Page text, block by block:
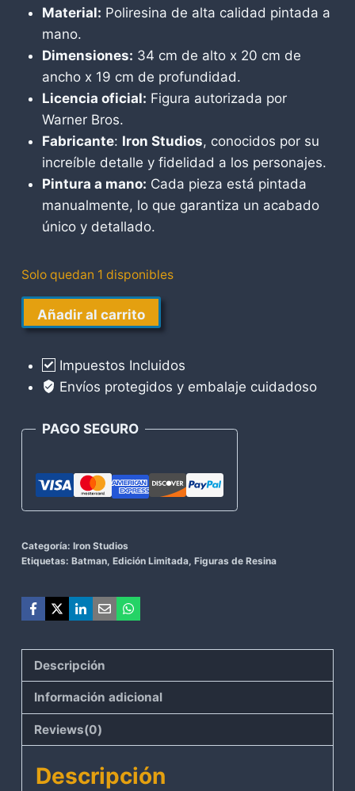
Material: Poliresina de alta calidad pintada a
mano.
Dimensiones: 34 cm de alto x 20 cm de
ancho x 19 cm de profundidad.
Licencia oficial: Figura autorizada por
Warner Bros.
Fabricante: Iron Studios, conocidos por su
increíble detalle y fidelidad a los personajes.
Pintura a mano: Cada pieza está pintada
manualmente, lo que garantiza un acabado
único y detallado.
Solo quedan 1 disponibles
The
Batman
Studios
cantidad
Añadir al carrito
Impuestos Incluidos
Envíos protegidos y embalaje cuidadoso
PAGO SEGURO
Categoría: Iron Studios
Etiquetas: Batman, Edición Limitada, Figuras de Resina
Descripción
Información adicional
Reviews(0)
Descripción